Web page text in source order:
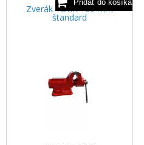
Zverák YORK 100 mm
štandard